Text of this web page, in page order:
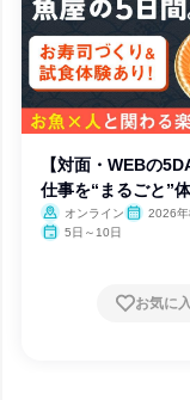
【対面・WEBの
仕事を“まるごと”
オンライン
2026年
5日～10日
お気に